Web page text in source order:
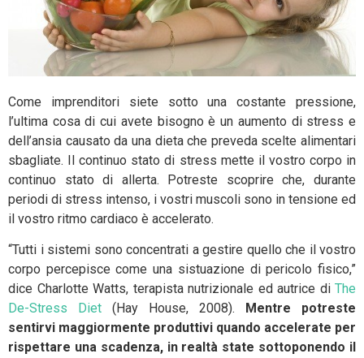
Come imprenditori siete sotto una costante pressione,
l’ultima cosa di cui avete bisogno è un aumento di stress e
dell’ansia causato da una dieta che preveda scelte alimentari
sbagliate. Il continuo stato di stress mette il vostro corpo in
continuo stato di allerta. Potreste scoprire che, durante
periodi di stress intenso, i vostri muscoli sono in tensione ed
il vostro ritmo cardiaco è accelerato.
“Tutti i sistemi sono concentrati a gestire quello che il vostro
corpo percepisce come una sistuazione di pericolo fisico,”
dice Charlotte Watts, terapista nutrizionale ed autrice di The
De-Stress Diet
(Hay House, 2008). Mentre potreste
sentirvi maggiormente produttivi quando accelerate per
rispettare una scadenza, in realtà state sottoponendo il